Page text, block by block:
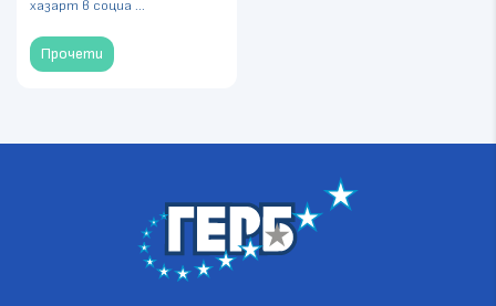
хазарт в социа ...
Прочети